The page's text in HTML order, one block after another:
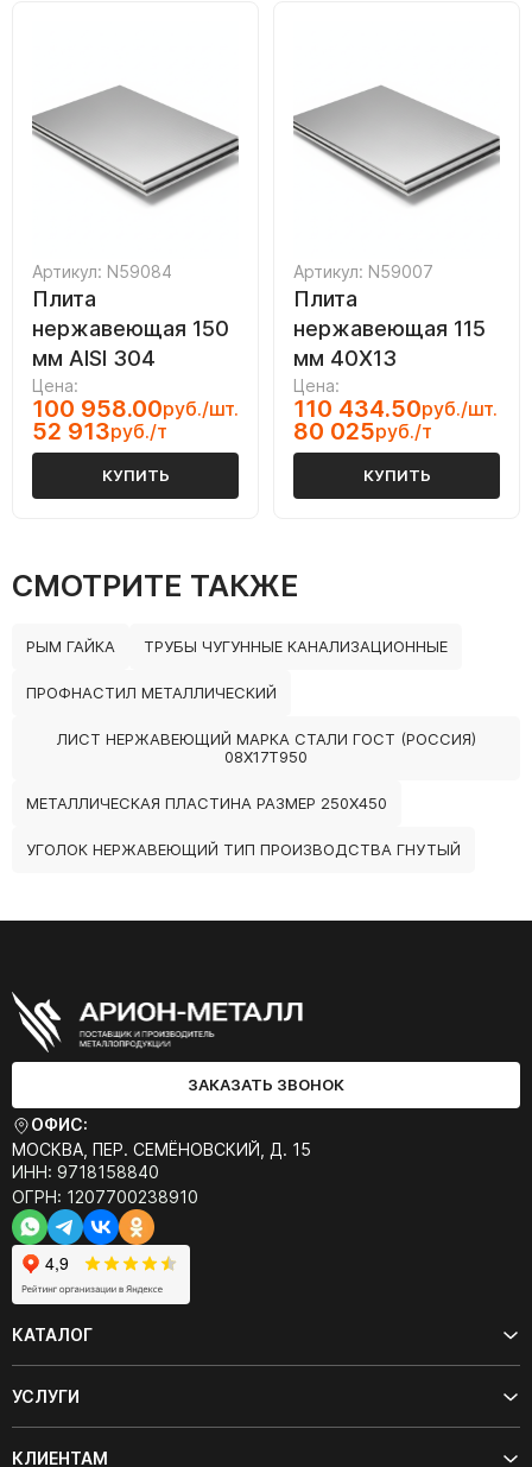
Артикул: N59084
Плита
нержавеющая 150
мм AISI 304
Цена:
100 958.00руб./шт.
52 913руб./т
КУПИТЬ
Артикул: N59007
Плита
нержавеющая 115
мм 40Х13
Цена:
110 434.50руб./шт.
80 025руб./т
КУПИТЬ
СМОТРИТЕ ТАКЖЕ
РЫМ ГАЙКА ТРУБЫ ЧУГУННЫЕ КАНАЛИЗАЦИОННЫЕ
ПРОФНАСТИЛ МЕТАЛЛИЧЕСКИЙ
ЛИСТ НЕРЖАВЕЮЩИЙ МАРКА СТАЛИ ГОСТ (РОССИЯ)
08Х17Т950
МЕТАЛЛИЧЕСКАЯ ПЛАСТИНА РАЗМЕР 250Х450
УГОЛОК НЕРЖАВЕЮЩИЙ ТИП ПРОИЗВОДСТВА ГНУТЫЙ
ЗАКАЗАТЬ ЗВОНОК
ОФИС:
МОСКВА, ПЕР. СЕМЁНОВСКИЙ, Д. 15
ИНН: 9718158840
ОГРН: 1207700238910
КАТАЛОГ
УСЛУГИ
КЛИЕНТАМ